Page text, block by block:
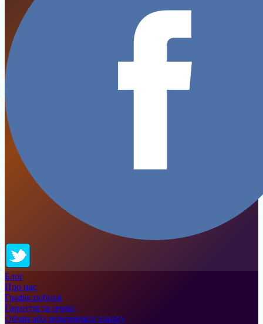
Блог
Про нас
Графік роботи
Гарантія та сервіс
Обмін або повернення товару